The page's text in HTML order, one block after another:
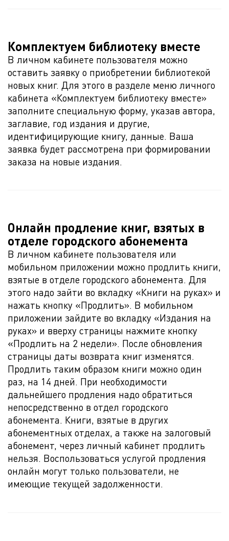
Комплектуем библиотеку вместе
В личном кабинете пользователя можно
оставить заявку о приобретении библиотекой
новых книг. Для этого в разделе меню личного
кабинета «Комплектуем библиотеку вместе»
заполните специальную форму, указав автора,
заглавие, год издания и другие,
идентифицирующие книгу, данные. Ваша
заявка будет рассмотрена при формировании
заказа на новые издания.
Онлайн продление книг, взятых в
отделе городского абонемента
В личном кабинете пользователя или
мобильном приложении можно продлить книги,
взятые в отделе городского абонемента. Для
этого надо зайти во вкладку «Книги на руках» и
нажать кнопку «Продлить». В мобильном
приложении зайдите во вкладку «Издания на
руках» и вверху страницы нажмите кнопку
«Продлить на 2 недели». После обновления
страницы даты возврата книг изменятся.
Продлить таким образом книги можно один
раз, на 14 дней. При необходимости
дальнейшего продления надо обратиться
непосредственно в отдел городского
абонемента. Книги, взятые в других
абонементных отделах, а также на залоговый
абонемент, через личный кабинет продлить
нельзя. Воспользоваться услугой продления
онлайн могут только пользователи, не
имеющие текущей задолженности.